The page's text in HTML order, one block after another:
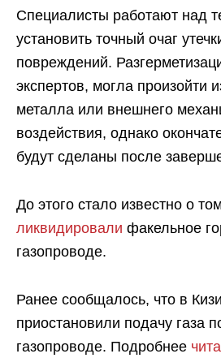
Специалисты работают над
установить точный очаг
повреждений.
экспертов, могла произойти
металла или внешнего
воздействия, однако
будут сделаны после
До этого стало известно о
ликвидировали факельное
газопроводе.
Ранее сообщалось, что в
приостановили подачу газа
газопроводе. Подробнее